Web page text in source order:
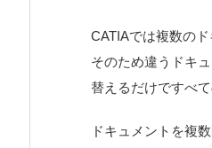
CATIAでは複数の
そのため違うドキ
替えるだけですべ
ドキュメントを複